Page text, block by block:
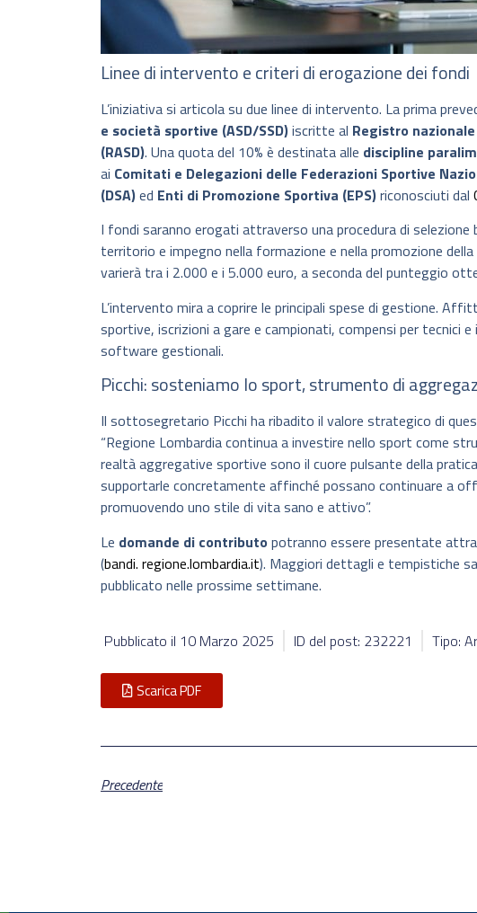
Linee di intervento e criteri di erogazione dei fondi
L’iniziativa si articola su due linee di intervento. La prima
e società sportive (ASD/SSD)iscritte al Registro
(RASD). Una quota del 10% è destinata alle discipline
ai Comitati e Delegazioni delle Federazioni Sportive
(DSA)ed Enti di Promozione Sportiva (EPS)riconosciuti dal
I fondi saranno erogati attraverso una procedura di
territorio e impegno nella formazione e nella promozione
varierà tra i 2.000 e i 5.000 euro, a seconda del punteggio
L’intervento mira a coprire le principali spese di gestione.
sportive, iscrizioni a gare e campionati, compensi per tecnici
software gestionali.
Picchi: sosteniamo lo sport, strumento di
Il sottosegretario Picchi ha ribadito il valore strategico di
“Regione Lombardia continua a investire nello sport come
realtà aggregative sportive sono il cuore pulsante della
supportarle concretamente affinché possano continuare a
promuovendo uno stile di vita sano e attivo”.
Le domande di contributo potranno essere presentate
(bandi. regione.lombardia.it). Maggiori dettagli e tempistiche
pubblicato nelle prossime settimane.
Pubblicato il 10 Marzo 2025 ID del post: 232221 Tipo:
Scarica PDF
Precedente